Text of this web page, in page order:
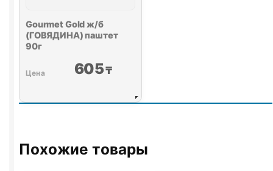
Gourmet Gold ж/б
(ГОВЯДИНА) паштет
90г
605₸
Похожие товары